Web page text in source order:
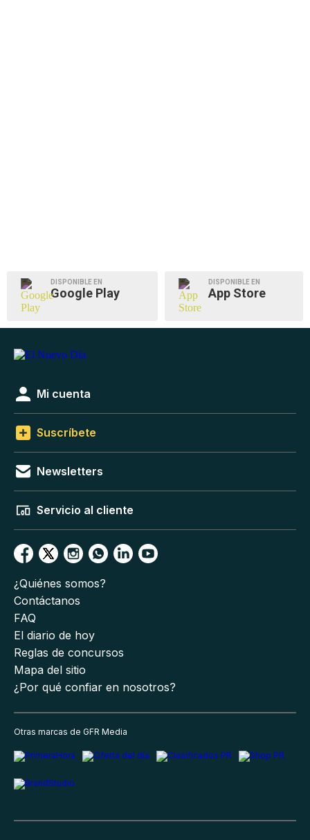
DISPONIBLE EN
Google Play
DISPONIBLE EN
App Store
Mi cuenta
Suscríbete
Newsletters
Servicio al cliente
¿Quiénes somos?
Contáctanos
FAQ
El diario de hoy
Reglas de concursos
Mapa del sitio
¿Por qué confiar en nosotros?
Otras marcas de GFR Media